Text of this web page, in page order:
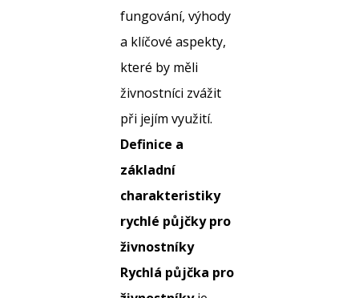
fungování, výhody
a klíčové aspekty,
které by měli
živnostníci zvážit
při jejím využití.
Definice a
základní
charakteristiky
rychlé půjčky pro
živnostníky
Rychlá půjčka pro